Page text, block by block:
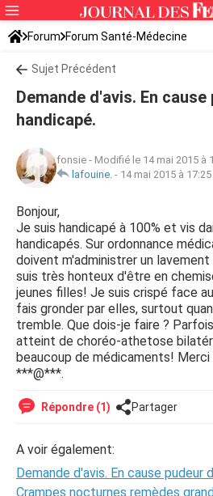
Forum Forum Santé-Médecine
Symptômes et maladies courantes
Sujet Précédent
Demande d'avis. En
handicapé.
fonsie - Modifié le 14 mai 2015 à
lafouine. - 14 mai 2015 à 17:25
Bonjour,
Je suis handicapé à 100% et vis
handicapés. Sur ordonnance
doivent m'administrer un
suis très honteux d'être en
jeunes filles! Je suis crispé face
fais gronder par elles, surtout
tremble. Que dois-je faire ?
atteint de choréo-athetose
beaucoup de médicaments! Merci
***@***.
Répondre (1) Partager
A voir également:
Demande d'avis. En cause pudeur
Crampes nocturnes remèdes